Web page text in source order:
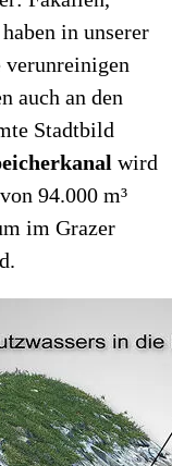
in unserer
auch an den
Stadtbild
wird
94.000 m³
im Grazer